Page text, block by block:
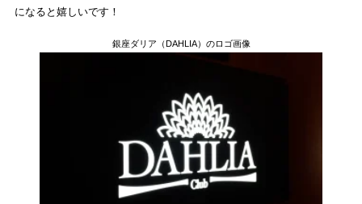
になると嬉しいです！
銀座ダリア（DAHLIA）のロゴ画像